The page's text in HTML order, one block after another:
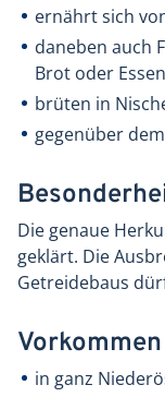
ernährt sich
daneben auch
Brot oder
brüten in
gegenüber
Die genaue
geklärt. Die
Getreidebaus
Vorkommen
in ganz